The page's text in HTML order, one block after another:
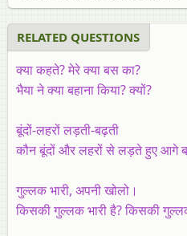
RELATED QUESTIONS
क्या कहते? मेरे क्या बस का?
भैया ने क्या बहाना किया? क्यों?
बूंदों-लहरों लड़ती-बढ़ती
कौन बूंदों और लहरों से लड़ते हुए आगे
गुल्लक भारी, अपनी खोलो।
किसकी गुल्लक भारी है? किसकी